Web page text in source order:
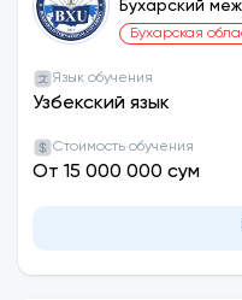
Бухарский
Бухарская
Язык обучения
Узбекский язык
Стоимость обучения
От 15 000 000 сум